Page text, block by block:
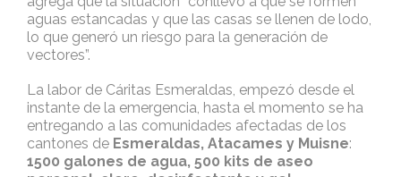
aguas estancadas y que las casas se llenen de lodo,
lo que generó un riesgo para la generación de
vectores”.
La labor de Cáritas Esmeraldas, empezó desde el
instante de la emergencia, hasta el momento se ha
entregando a las comunidades afectadas de los
cantones de Esmeraldas, Atacames y Muisne:
1500 galones de agua, 500 kits de aseo